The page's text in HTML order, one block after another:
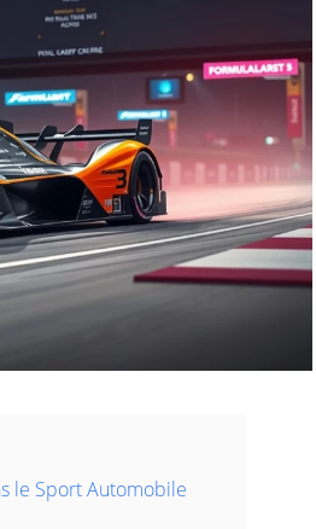
le Sport Automobile